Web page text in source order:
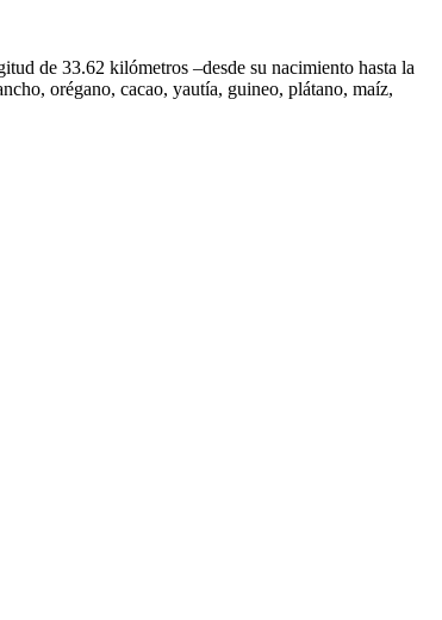
de 33.62 kilómetros –desde su nacimiento hasta la
orégano, cacao, yautía, guineo, plátano, maíz,